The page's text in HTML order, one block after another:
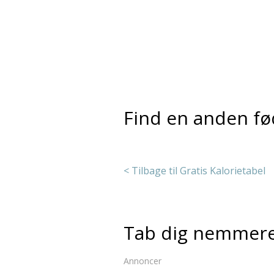
Find en anden
< Tilbage til Gratis Kalorietabel
Tab dig
Annoncer